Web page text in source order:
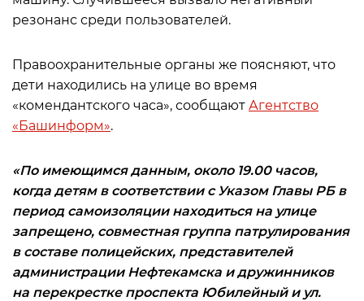
резонанс среди пользователей.
Правоохранительные органы же поясняют, что
дети находились на улице во время
«комендантского часа», сообщают Агентство
«Башинформ».
«По имеющимся данным, около 19.00 часов,
когда детям в соответствии с Указом Главы РБ в
период самоизоляции находиться на улице
запрещено, совместная группа патрулирования
в составе полицейских, представителей
администрации Нефтекамска и дружинников
на перекрестке проспекта Юбилейный и ул.